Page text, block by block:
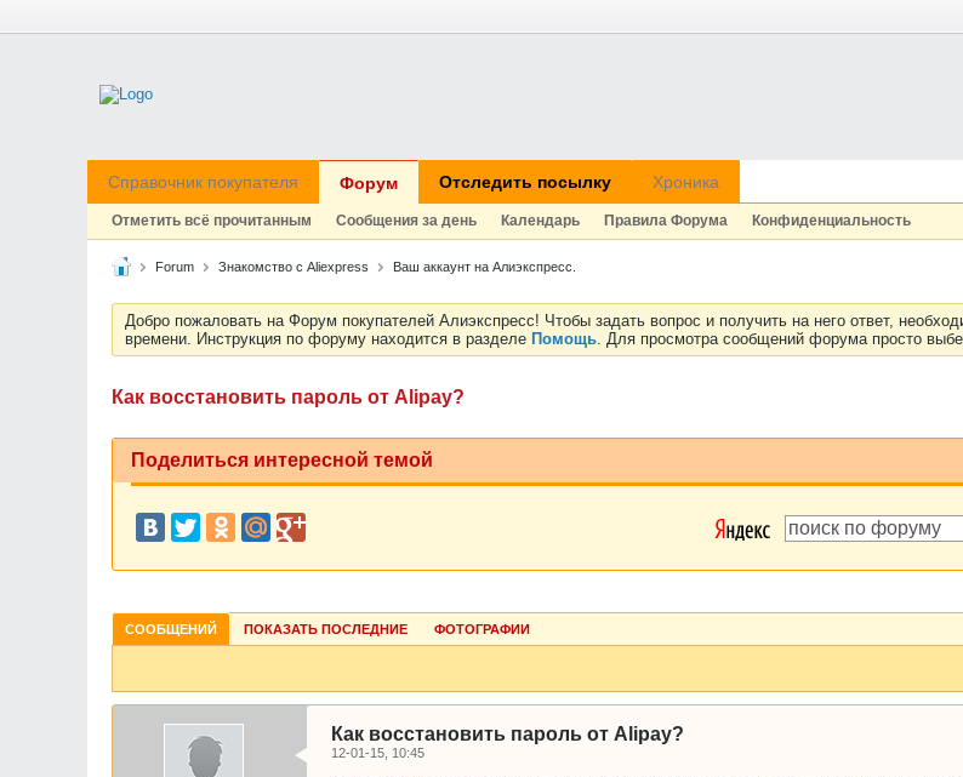
Справочник покупателя Форум Отследить посылку Хроника
Отметить всё прочитанным Сообщения за день Календарь Правила Форума Конфиденциальность
Forum Знакомство с Aliexpress Ваш аккаунт на Алиэкспресс.
Добро пожаловать на Форум покупателей Алиэкспресс! Чтобы задать вопрос и получить на него ответ,
времени. Инструкция по форуму находится в разделе Помощь. Для просмотра сообщений форума просто
Как восстановить пароль от Alipay?
Поделиться интересной темой
СООБЩЕНИЙ ПОКАЗАТЬ ПОСЛЕДНИЕ ФОТОГРАФИИ
Как восстановить пароль от Alipay?
12-01-15, 10:45